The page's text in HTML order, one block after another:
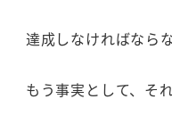
達成しなければなら
もう事実として、そ